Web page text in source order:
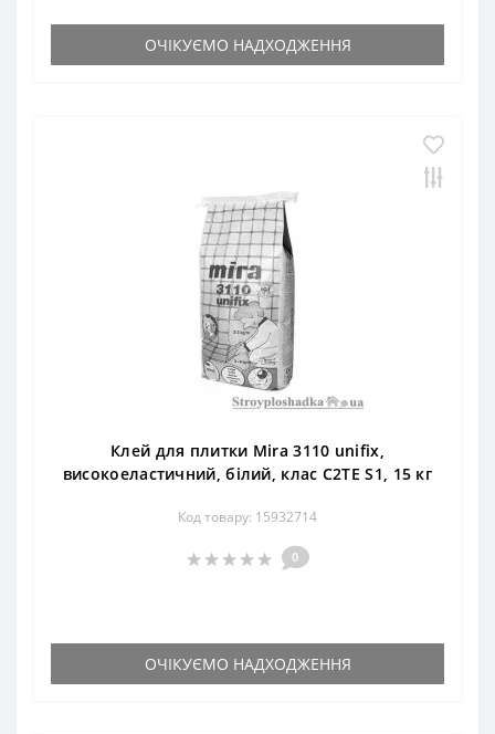
ОЧІКУЄМО НАДХОДЖЕННЯ
Клей для плитки Mira 3110 unifix,
високоеластичний, білий, клас C2TE S1, 15 кг
Код товару: 15932714
0
ОЧІКУЄМО НАДХОДЖЕННЯ